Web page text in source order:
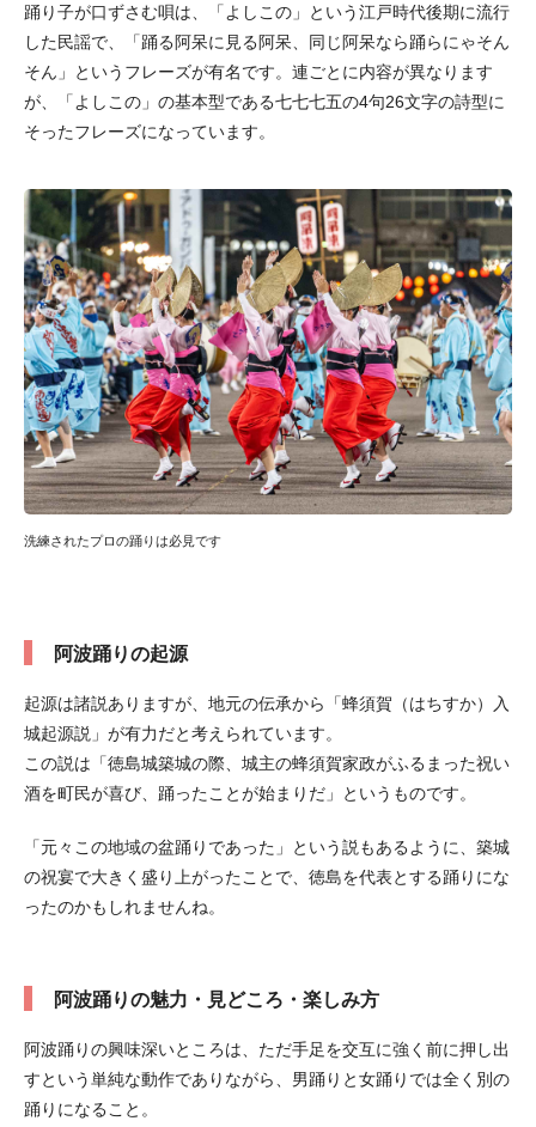
踊り子が口ずさむ唄は、「よしこの」という江戸時代後期に流行
した民謡で、「踊る阿呆に見る阿呆、同じ阿呆なら踊らにゃそん
そん」というフレーズが有名です。連ごとに内容が異なります
が、「よしこの」の基本型である七七七五の4句26文字の詩型に
そったフレーズになっています。
洗練されたプロの踊りは必見です
阿波踊りの起源
起源は諸説ありますが、地元の伝承から「蜂須賀（はちすか）入
城起源説」が有力だと考えられています。
この説は「徳島城築城の際、城主の蜂須賀家政がふるまった祝い
酒を町民が喜び、踊ったことが始まりだ」というものです。
「元々この地域の盆踊りであった」という説もあるように、築城
の祝宴で大きく盛り上がったことで、徳島を代表とする踊りにな
ったのかもしれませんね。
阿波踊りの魅力・見どころ・楽しみ方
阿波踊りの興味深いところは、ただ手足を交互に強く前に押し出
すという単純な動作でありながら、男踊りと女踊りでは全く別の
踊りになること。